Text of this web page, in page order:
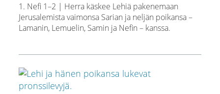
1. Nefi 1–2 | Herra käskee Lehiä pakenemaan
Jerusalemista vaimonsa Sarian ja neljän poikansa –
Lamanin, Lemuelin, Samin ja Nefin – kanssa.